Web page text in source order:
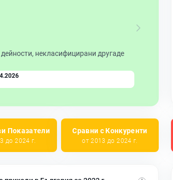
некласифицирани другаде
Показатели
до 2024 г.
Сравни с Конкуренти
от 2013 до 2024 г.